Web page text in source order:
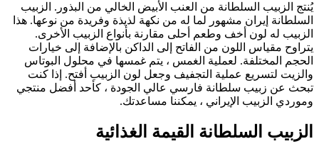
يُنتج الزبيب السلطانة من العنب الأبيض الخالي من البذور. الزبيب
السلطانة إيران مشهور لما له من نكهة لذيذة وفريدة من نوعها. هذا
الزبيب له لون أخف وطعم أحلى مقارنة بأنواع الزبيب الأخرى.
يتراوح مقياس اللون من الفاتح إلى الداكن بالإضافة إلى خيارات
الحجم المختلفة. لعملية الغمس ، يتم غمسها في محلول البوتاس
والزيت لتسريع عملية التجفيف وجعل لون الزبيب أفتح. إذا كنت
تبحث عن زبيب سلطانة فارسي عالي الجودة ، كأحد أفضل منتجي
وموردي الزبيب الإيراني ، يمكننا مساعدتك.
الزبيب السلطانة القيمة الغذائية